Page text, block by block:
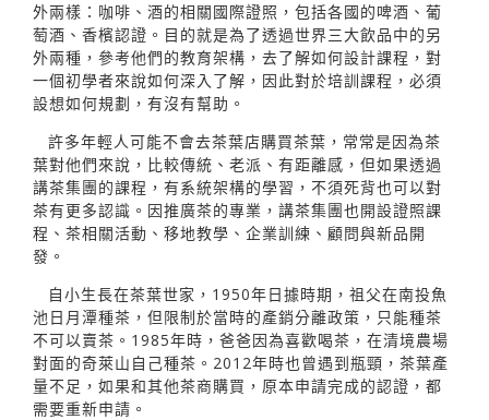
外兩樣：咖啡、酒的相關國際證照，包括各國的啤酒、葡
萄酒、香檳認證。目的就是為了透過世界三大飲品中的另
外兩種，參考他們的教育架構，去了解如何設計課程，對
一個初學者來說如何深入了解，因此對於培訓課程，必須
設想如何規劃，有沒有幫助。
許多年輕人可能不會去茶葉店購買茶葉，常常是因為茶
葉對他們來說，比較傳統、老派、有距離感，但如果透過
講茶集團的課程，有系統架構的學習，不須死背也可以對
茶有更多認識。因推廣茶的專業，講茶集團也開設證照課
程、茶相關活動、移地教學、企業訓練、顧問與新品開
發。
自小生長在茶葉世家，1950年日據時期，祖父在南投魚
池日月潭種茶，但限制於當時的產銷分離政策，只能種茶
不可以賣茶。1985年時，爸爸因為喜歡喝茶，在清境農場
對面的奇萊山自己種茶。2012年時也曾遇到瓶頸，茶葉產
量不足，如果和其他茶商購買，原本申請完成的認證，都
需要重新申請。